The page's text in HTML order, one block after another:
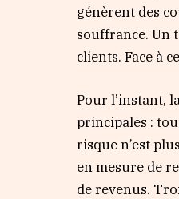
génèrent des
souffrance. Un
clients. Face à
Pour l’instant,
principales :
risque n’est
en mesure de
de revenus.